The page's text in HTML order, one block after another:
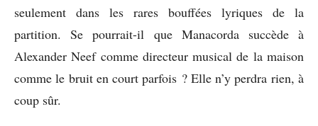
seulement dans les rares bouffées lyriques de la
partition. Se pourrait-il que Manacorda succède à
Alexander Neef comme directeur musical de la maison
comme le bruit en court parfois ? Elle n’y perdra rien, à
coup sûr.